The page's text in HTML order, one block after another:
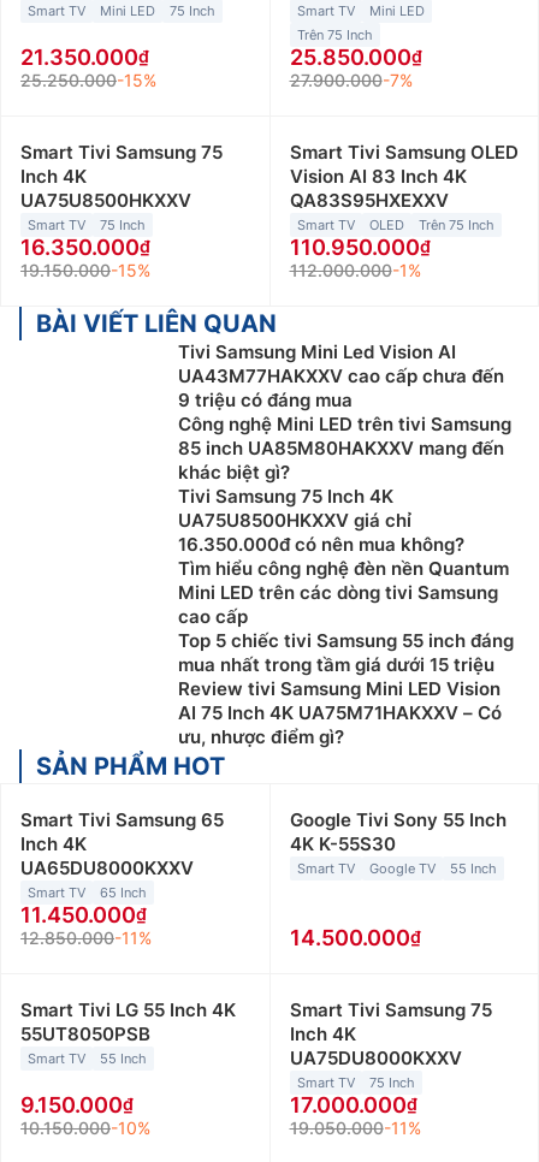
Smart TV Mini LED 75 Inch
21.350.000
25.250.000-15%
Smart TV
Mini LED
Trên 75 Inch
25.850.000
27.900.000-7%
Smart Tivi Samsung 75
Inch 4K
UA75U8500HKXXV
Smart TV 75 Inch
16.350.000
19.150.000-15%
Smart Tivi Samsung OLED
Vision AI 83 Inch 4K
QA83S95HXEXXV
Smart TV OLED Trên 75 Inch
110.950.000
112.000.000-1%
BÀI VIẾT LIÊN QUAN
Tivi Samsung Mini Led Vision AI
UA43M77HAKXXV cao cấp chưa đến
9 triệu có đáng mua
Công nghệ Mini LED trên tivi Samsung
85 inch UA85M80HAKXXV mang đến
khác biệt gì?
Tivi Samsung 75 Inch 4K
UA75U8500HKXXV giá chỉ
16.350.000đ có nên mua không?
Tìm hiểu công nghệ đèn nền Quantum
Mini LED trên các dòng tivi Samsung
cao cấp
Top 5 chiếc tivi Samsung 55 inch đáng
mua nhất trong tầm giá dưới 15 triệu
Review tivi Samsung Mini LED Vision
AI 75 Inch 4K UA75M71HAKXXV – Có
ưu, nhược điểm gì?
SẢN PHẨM HOT
Smart Tivi Samsung 65
Inch 4K
UA65DU8000KXXV
Smart TV 65 Inch
11.450.000
12.850.000-11%
Google Tivi Sony 55 Inch
4K K-55S30
Smart TV Google TV 55 Inch
14.500.000
Smart Tivi LG 55 Inch 4K
55UT8050PSB
Smart TV 55 Inch
9.150.000
10.150.000-10%
Smart Tivi Samsung 75
Inch 4K
UA75DU8000KXXV
Smart TV 75 Inch
17.000.000
19.050.000-11%